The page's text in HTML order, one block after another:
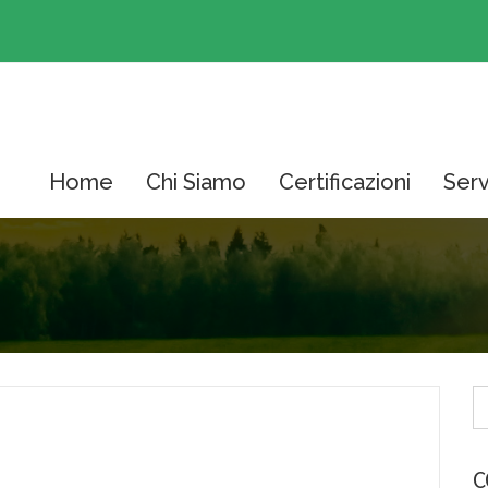
Home Chi Siamo Certificazioni